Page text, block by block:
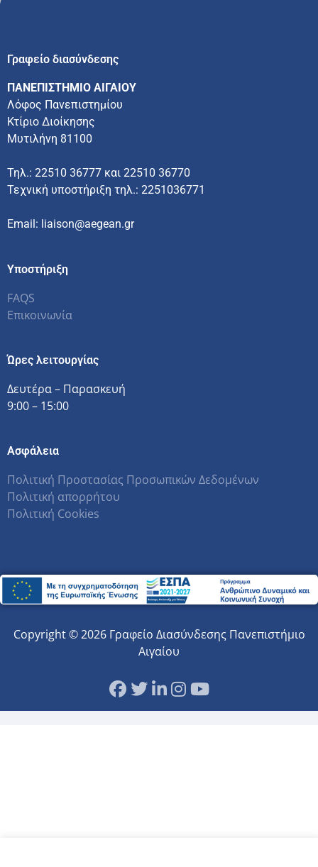
Γραφείο διασύνδεσης
ΠΑΝΕΠΙΣΤΗΜΙΟ ΑΙΓΑΙΟΥ
Λόφος Πανεπιστημίου
Κτίριο Διοίκησης
Μυτιλήνη 81100
Τηλ.: 22510 36777 και 22510 36770
Τεχνική υποστήριξη τηλ.: 2251036771
Email: liaison@aegean.gr
Υποστήριξη
FAQS
Επικοινωνία
Ώρες λειτουργίας
Δευτέρα – Παρασκευή
9:00 – 15:00
Ασφάλεια
Πολιτική Προστασίας Προσωπικών Δεδομένων
Πολιτική απορρήτου
Πολιτική Cookies
Copyright © 2026 Γραφείο Διασύνδεσης Πανεπιστήμιο
Αιγαίου